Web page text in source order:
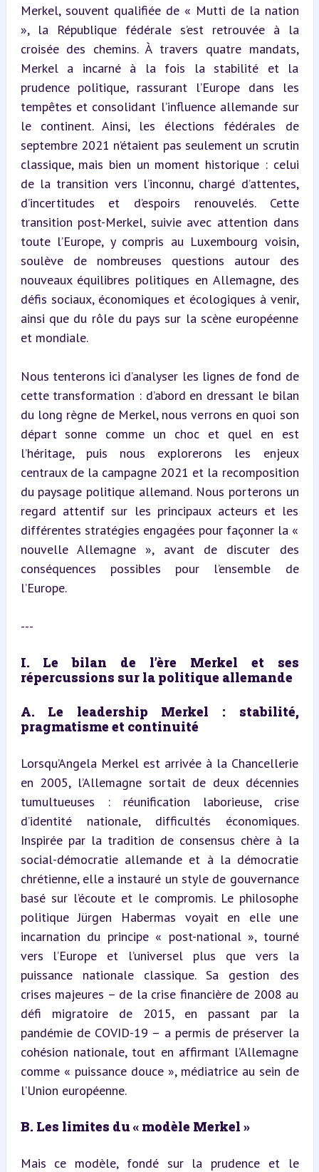
Merkel, souvent qualifiée de « Mutti de la nation
», la République fédérale s’est retrouvée à la
croisée des chemins. À travers quatre mandats,
Merkel a incarné à la fois la stabilité et la
prudence politique, rassurant l’Europe dans les
tempêtes et consolidant l’influence allemande sur
le continent. Ainsi, les élections fédérales de
septembre 2021 n’étaient pas seulement un scrutin
classique, mais bien un moment historique : celui
de la transition vers l’inconnu, chargé d’attentes,
d’incertitudes et d’espoirs renouvelés. Cette
transition post-Merkel, suivie avec attention dans
toute l’Europe, y compris au Luxembourg voisin,
soulève de nombreuses questions autour des
nouveaux équilibres politiques en Allemagne, des
défis sociaux, économiques et écologiques à venir,
ainsi que du rôle du pays sur la scène européenne
et mondiale.
Nous tenterons ici d’analyser les lignes de fond de
cette transformation : d’abord en dressant le bilan
du long règne de Merkel, nous verrons en quoi son
départ sonne comme un choc et quel en est
l’héritage, puis nous explorerons les enjeux
centraux de la campagne 2021 et la recomposition
du paysage politique allemand. Nous porterons un
regard attentif sur les principaux acteurs et les
différentes stratégies engagées pour façonner la «
nouvelle Allemagne », avant de discuter des
conséquences possibles pour l’ensemble de
l’Europe.
---
I. Le bilan de l’ère Merkel et ses
répercussions sur la politique allemande
A. Le leadership Merkel : stabilité,
pragmatisme et continuité
Lorsqu’Angela Merkel est arrivée à la Chancellerie
en 2005, l’Allemagne sortait de deux décennies
tumultueuses : réunification laborieuse, crise
d’identité nationale, difficultés économiques.
Inspirée par la tradition de consensus chère à la
social-démocratie allemande et à la démocratie
chrétienne, elle a instauré un style de gouvernance
basé sur l’écoute et le compromis. Le philosophe
politique Jürgen Habermas voyait en elle une
incarnation du principe « post-national », tourné
vers l’Europe et l’universel plus que vers la
puissance nationale classique. Sa gestion des
crises majeures – de la crise financière de 2008 au
défi migratoire de 2015, en passant par la
pandémie de COVID-19 – a permis de préserver la
cohésion nationale, tout en affirmant l’Allemagne
comme « puissance douce », médiatrice au sein de
l’Union européenne.
B. Les limites du « modèle Merkel »
Mais ce modèle, fondé sur la prudence et le